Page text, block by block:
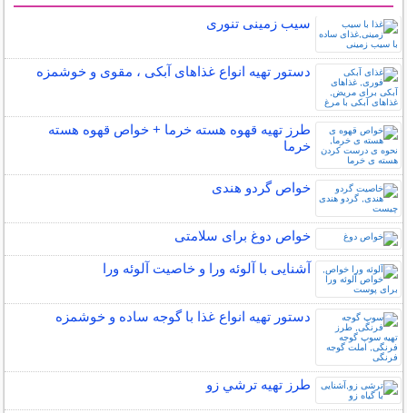
سیب زمینی تنوری
دستور تهیه انواع غذاهای آبکی ، مقوی و خوشمزه
طرز تهیه قهوه هسته خرما + خواص قهوه هسته
خرما
خواص گردو هندی
خواص دوغ برای سلامتی
آشنایی با آلوئه ورا و خاصیت آلوئه ورا
دستور تهیه انواع غذا با گوجه ساده و خوشمزه
طرز تهیه ترشي زو